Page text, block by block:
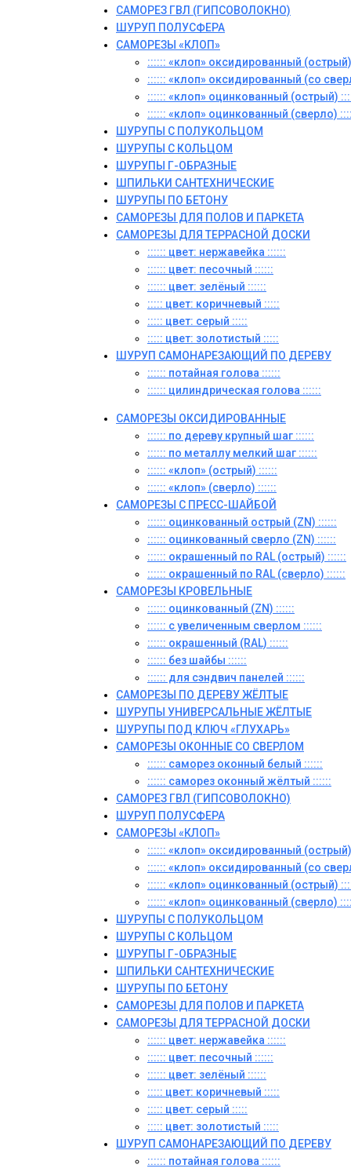
САМОРЕЗ ГВЛ (ГИПСОВОЛОКНО)
ШУРУП ПОЛУСФЕРА
САМОРЕЗЫ «КЛОП»
:::::: «клоп» оксидированный
:::::: «клоп» оксидированный (со
:::::: «клоп» оцинкованный (острый)
:::::: «клоп» оцинкованный (сверло)
ШУРУПЫ С ПОЛУКОЛЬЦОМ
ШУРУПЫ С КОЛЬЦОМ
ШУРУПЫ Г-ОБРАЗНЫЕ
ШПИЛЬКИ САНТЕХНИЧЕСКИЕ
ШУРУПЫ ПО БЕТОНУ
САМОРЕЗЫ ДЛЯ ПОЛОВ И ПАРКЕТА
САМОРЕЗЫ ДЛЯ ТЕРРАСНОЙ ДОСКИ
:::::: цвет: нержавейка ::::::
:::::: цвет: песочный ::::::
:::::: цвет: зелёный ::::::
::::: цвет: коричневый :::::
::::: цвет: серый :::::
::::: цвет: золотистый :::::
ШУРУП САМОНАРЕЗАЮЩИЙ ПО ДЕРЕВУ
:::::: потайная голова ::::::
:::::: цилиндрическая голова ::::::
САМОРЕЗЫ ОКСИДИРОВАННЫЕ
:::::: по дереву крупный шаг ::::::
:::::: по металлу мелкий шаг ::::::
:::::: «клоп» (острый) ::::::
:::::: «клоп» (сверло) ::::::
САМОРЕЗЫ С ПРЕСС-ШАЙБОЙ
:::::: оцинкованный острый (ZN) ::::::
:::::: оцинкованный сверло (ZN) ::::::
:::::: окрашенный по RAL (острый) ::::::
:::::: окрашенный по RAL (сверло) ::::::
САМОРЕЗЫ КРОВЕЛЬНЫЕ
:::::: оцинкованный (ZN) ::::::
:::::: с увеличенным сверлом ::::::
:::::: окрашенный (RAL) ::::::
:::::: без шайбы ::::::
:::::: для сэндвич панелей ::::::
САМОРЕЗЫ ПО ДЕРЕВУ ЖЁЛТЫЕ
ШУРУПЫ УНИВЕРСАЛЬНЫЕ ЖЁЛТЫЕ
ШУРУПЫ ПОД КЛЮЧ «ГЛУХАРЬ»
САМОРЕЗЫ ОКОННЫЕ СО СВЕРЛОМ
:::::: саморез оконный белый ::::::
:::::: саморез оконный жёлтый ::::::
САМОРЕЗ ГВЛ (ГИПСОВОЛОКНО)
ШУРУП ПОЛУСФЕРА
САМОРЕЗЫ «КЛОП»
:::::: «клоп» оксидированный
:::::: «клоп» оксидированный (со
:::::: «клоп» оцинкованный (острый)
:::::: «клоп» оцинкованный (сверло)
ШУРУПЫ С ПОЛУКОЛЬЦОМ
ШУРУПЫ С КОЛЬЦОМ
ШУРУПЫ Г-ОБРАЗНЫЕ
ШПИЛЬКИ САНТЕХНИЧЕСКИЕ
ШУРУПЫ ПО БЕТОНУ
САМОРЕЗЫ ДЛЯ ПОЛОВ И ПАРКЕТА
САМОРЕЗЫ ДЛЯ ТЕРРАСНОЙ ДОСКИ
:::::: цвет: нержавейка ::::::
:::::: цвет: песочный ::::::
:::::: цвет: зелёный ::::::
::::: цвет: коричневый :::::
::::: цвет: серый :::::
::::: цвет: золотистый :::::
ШУРУП САМОНАРЕЗАЮЩИЙ ПО ДЕРЕВУ
:::::: потайная голова ::::::